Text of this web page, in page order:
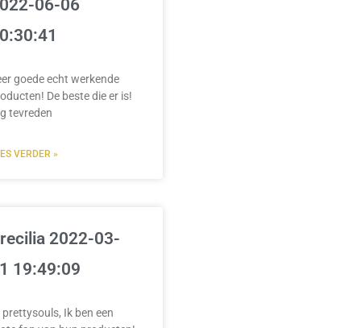
06-06
goede echt werkende
De beste die er is!
tevreden
VERDER »
2022-03-
19:49:09
prettysouls, Ik ben een